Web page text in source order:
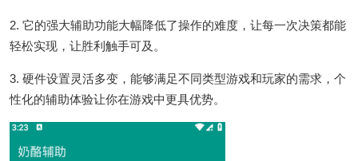
2. 它的强大辅助功能大幅降低了操作的难度，让每一次决策都能
轻松实现，让胜利触手可及。
3. 硬件设置灵活多变，能够满足不同类型游戏和玩家的需求，个
性化的辅助体验让你在游戏中更具优势。